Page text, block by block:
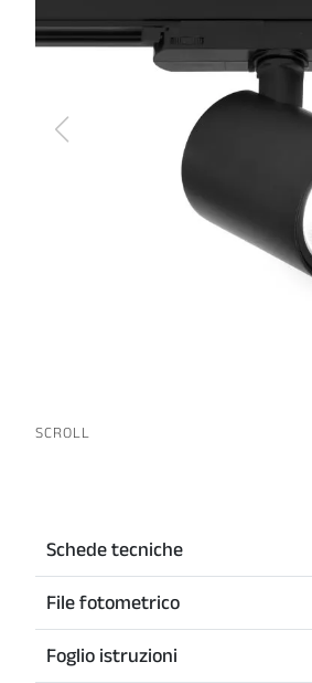
SCROLL
Schede tecniche
File fotometrico
Foglio istruzioni